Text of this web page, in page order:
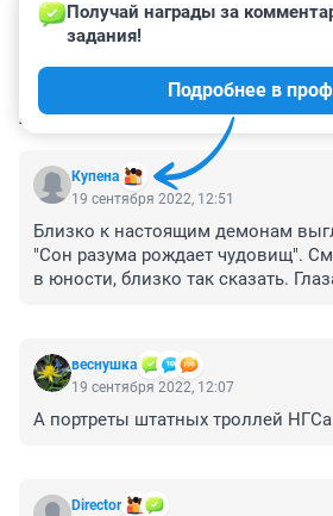
КОММЕНТАРИИ 11
Купена
Получай награды за
задания!
Подробнее в
19 сентября 2022, 12:51
Близко к настоящим демонам
"Сон разума рождает чудовищ".
в юности, близко так сказать.
"Сад земных наслаждений",
же ужас настоящий. Просто
на эти мерзости. А это что? Пшик.
конъектурно. Пусть не обижаются
бесам и к потусторонней
веснушка
19 сентября 2022, 12:07
А портреты штатных троллей НГСа
Director